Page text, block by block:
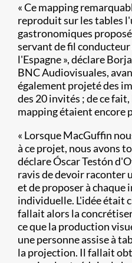
« Ce mapping
reproduit sur les tables
gastronomiques
servant de fil
l'Espagne », déclare
BNC Audiovisuales,
également projeté des
des 20 invités ; de ce
mapping étaient encore
« Lorsque MacGuffin
à ce projet, nous avons
déclare Óscar Testón
ravis de devoir raconter
et de proposer à chaque
individuelle. L'idée était
fallait alors la
ce que la production
une personne assise à
la projection. Il fallait